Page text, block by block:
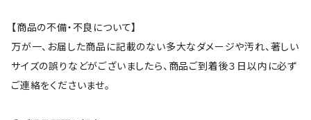
【商品の不備・不良について】
万が一、お届した商品に記載のない多大なダメージや汚れ、著しい
サイズの誤りなどがございましたら、商品ご到着後３日以内に必ず
ご連絡をくださいませ。